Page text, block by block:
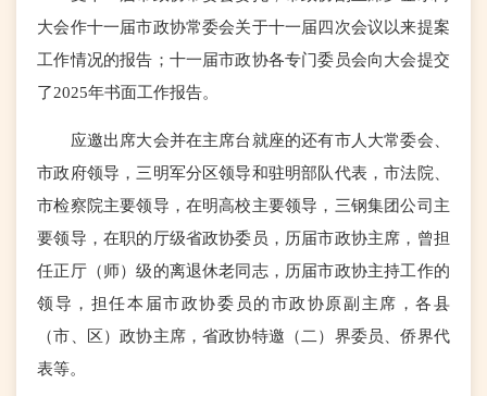
大会作十一届市政协常委会关于十一届四次会议以来提案
工作情况的报告；十一届市政协各专门委员会向大会提交
了2025年书面工作报告。
应邀出席大会并在主席台就座的还有市人大常委会、
市政府领导，三明军分区领导和驻明部队代表，市法院、
市检察院主要领导，在明高校主要领导，三钢集团公司主
要领导，在职的厅级省政协委员，历届市政协主席，曾担
任正厅（师）级的离退休老同志，历届市政协主持工作的
领导，担任本届市政协委员的市政协原副主席，各县
（市、区）政协主席，省政协特邀（二）界委员、侨界代
表等。